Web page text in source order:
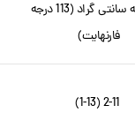
45 درجه سانتی گراد (113 درجه
فارنهایت)